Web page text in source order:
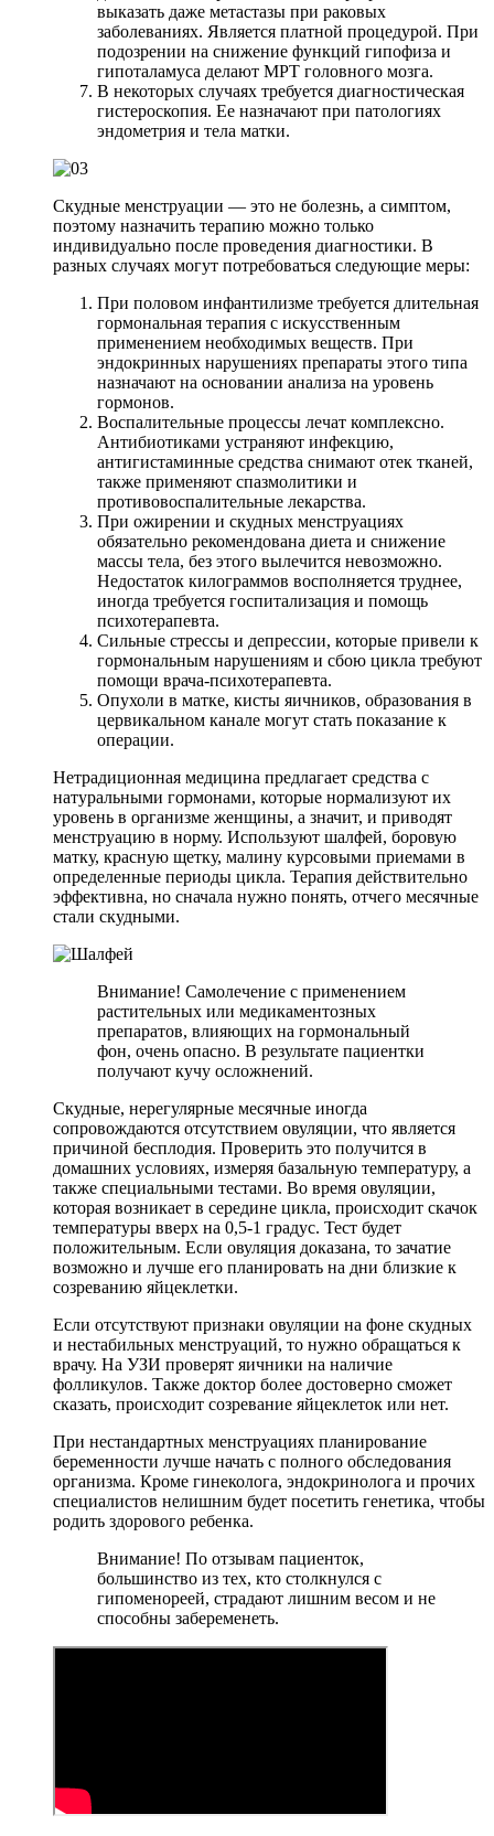
выказать даже метастазы при раковых
заболеваниях. Является платной процедурой. При
подозрении на снижение функций гипофиза и
гипоталамуса делают МРТ головного мозга.
В некоторых случаях требуется диагностическая
гистероскопия. Ее назначают при патологиях
эндометрия и тела матки.
Скудные менструации — это не болезнь, а симптом,
поэтому назначить терапию можно только
индивидуально после проведения диагностики. В
разных случаях могут потребоваться следующие меры:
При половом инфантилизме требуется длительная
гормональная терапия с искусственным
применением необходимых веществ. При
эндокринных нарушениях препараты этого типа
назначают на основании анализа на уровень
гормонов.
Воспалительные процессы лечат комплексно.
Антибиотиками устраняют инфекцию,
антигистаминные средства снимают отек тканей,
также применяют спазмолитики и
противовоспалительные лекарства.
При ожирении и скудных менструациях
обязательно рекомендована диета и снижение
массы тела, без этого вылечится невозможно.
Недостаток килограммов восполняется труднее,
иногда требуется госпитализация и помощь
психотерапевта.
Сильные стрессы и депрессии, которые привели к
гормональным нарушениям и сбою цикла требуют
помощи врача-психотерапевта.
Опухоли в матке, кисты яичников, образования в
цервикальном канале могут стать показание к
операции.
Нетрадиционная медицина предлагает средства с
натуральными гормонами, которые нормализуют их
уровень в организме женщины, а значит, и приводят
менструацию в норму. Используют шалфей, боровую
матку, красную щетку, малину курсовыми приемами в
определенные периоды цикла. Терапия действительно
эффективна, но сначала нужно понять, отчего месячные
стали скудными.
Внимание! Самолечение с применением
растительных или медикаментозных
препаратов, влияющих на гормональный
фон, очень опасно. В результате пациентки
получают кучу осложнений.
Скудные, нерегулярные месячные иногда
сопровождаются отсутствием овуляции, что является
причиной бесплодия. Проверить это получится в
домашних условиях, измеряя базальную температуру, а
также специальными тестами. Во время овуляции,
которая возникает в середине цикла, происходит скачок
температуры вверх на 0,5-1 градус. Тест будет
положительным. Если овуляция доказана, то зачатие
возможно и лучше его планировать на дни близкие к
созреванию яйцеклетки.
Если отсутствуют признаки овуляции на фоне скудных
и нестабильных менструаций, то нужно обращаться к
врачу. На УЗИ проверят яичники на наличие
фолликулов. Также доктор более достоверно сможет
сказать, происходит созревание яйцеклеток или нет.
При нестандартных менструациях планирование
беременности лучше начать с полного обследования
организма. Кроме гинеколога, эндокринолога и прочих
специалистов нелишним будет посетить генетика, чтобы
родить здорового ребенка.
Внимание! По отзывам пациенток,
большинство из тех, кто столкнулся с
гипоменореей, страдают лишним весом и не
способны забеременеть.